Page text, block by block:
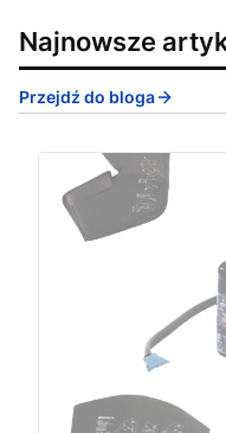
Najnowsze
Przejdź do bloga